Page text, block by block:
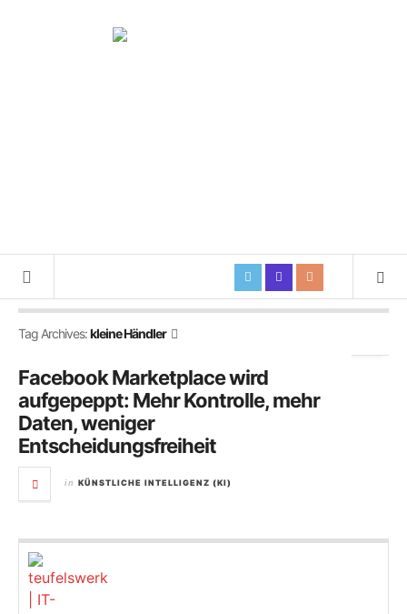
Tag Archives:kleine Händler
Facebook Marketplace wird
aufgepeppt: Mehr Kontrolle, mehr
Daten, weniger
Entscheidungsfreiheit
in KÜNSTLICHE INTELLIGENZ (KI)